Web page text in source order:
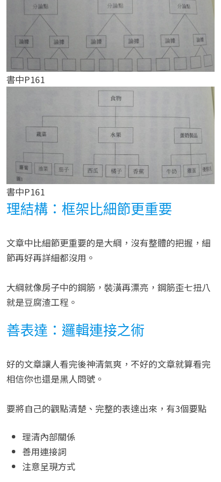
書中P161
書中P161
理結構：框架比細節更重要
文章中比細節更重要的是大綱，沒有整體的把握，細
節再好再詳細都沒用。
大綱就像房子中的鋼筋，裝潢再漂亮，鋼筋歪七扭八
就是豆腐渣工程。
善表達：邏輯連接之術
好的文章讓人看完後神清氣爽，不好的文章就算看完
相信你也還是黑人問號。
要將自己的觀點清楚、完整的表達出來，有3個要點
理清內部關係
善用連接詞
注意呈現方式